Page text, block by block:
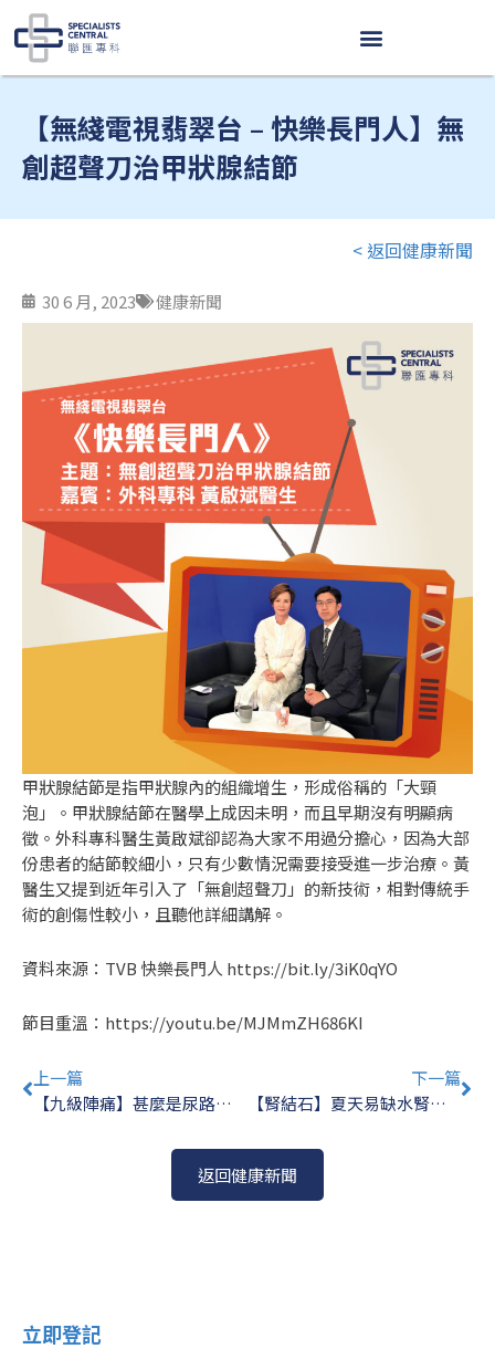
Skip
to
content
【無綫電視翡翠台 – 快樂長門人】無
創超聲刀治甲狀腺結節
30 6 月, 2023 健康新聞
< 返回健康新聞
甲狀腺結節是指甲狀腺內的組織增生，形成俗稱的「大頸
泡」。甲狀腺結節在醫學上成因未明，而且早期沒有明顯病
徵。外科專科醫生黃啟斌卻認為大家不用過分擔心，因為大部
份患者的結節較細小，只有少數情況需要接受進一步治療。黃
醫生又提到近年引入了「無創超聲刀」的新技術，相對傳統手
術的創傷性較小，且聽他詳細講解。
資料來源：TVB 快樂長門人 https://bit.ly/3iK0qYO
節目重溫： https://youtu.be/MJMmZH686KI
Prev
上一篇
【九級陣痛】甚麼是尿路結石？泌尿外科醫生教你如何預防腎結石
下一篇
【腎結石】夏天易缺水腎結石高峰期！6大預防貼士減重多飲檸檬汁
返回健康新聞
立即登記